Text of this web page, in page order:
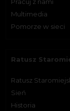
Pracuj z nami
Multimedia
Pomorze w sieci
Ratusz
Ratusz
Sień
Historia